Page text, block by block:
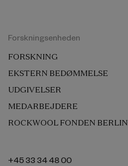
Forskningsenheden
FORSKNING
EKSTERN BEDØMMELSE
UDGIVELSER
MEDARBEJDERE
ROCKWOOL FONDEN BERLIN
+45 33 34 48 00